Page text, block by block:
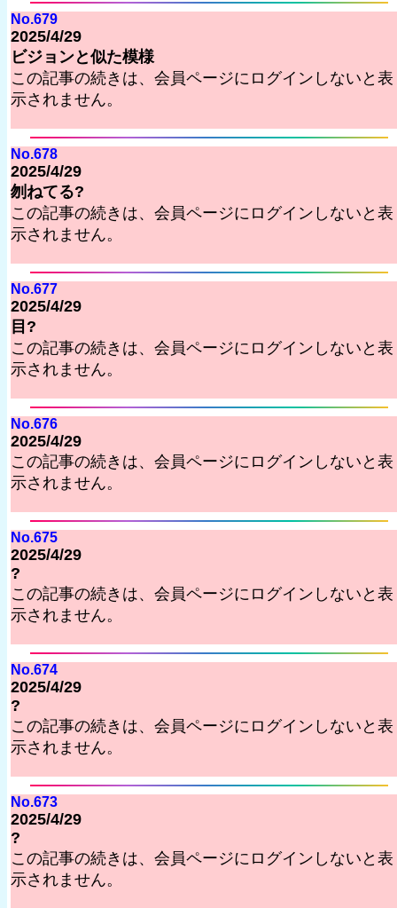
No.679
2025/4/29
ビジョンと似た模様
この記事の続きは、会員ページにログインしないと表
示されません。
No.678
2025/4/29
刎ねてる?
この記事の続きは、会員ページにログインしないと表
示されません。
No.677
2025/4/29
目?
この記事の続きは、会員ページにログインしないと表
示されません。
No.676
2025/4/29
この記事の続きは、会員ページにログインしないと表
示されません。
No.675
2025/4/29
?
この記事の続きは、会員ページにログインしないと表
示されません。
No.674
2025/4/29
?
この記事の続きは、会員ページにログインしないと表
示されません。
No.673
2025/4/29
?
この記事の続きは、会員ページにログインしないと表
示されません。